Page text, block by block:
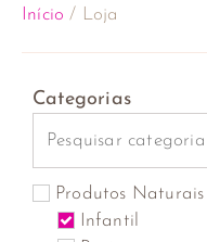
Início / Loja
Categorias
Produtos Naturais
Infantil